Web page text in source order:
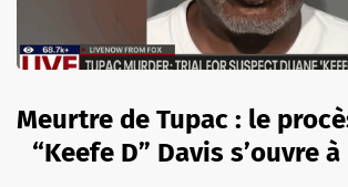
Meurtre de Tupac : le
“Keefe D” Davis s’ouvre à